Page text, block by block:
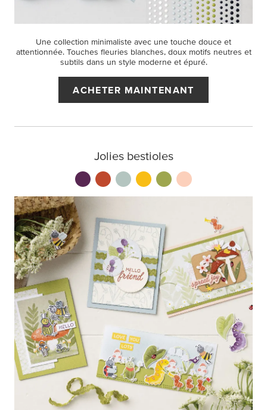
Une collection minimaliste avec une touche douce et
attentionnée. Touches fleuries blanches, doux motifs neutres et
subtils dans un style moderne et épuré.
ACHETER MAINTENANT
Jolies bestioles